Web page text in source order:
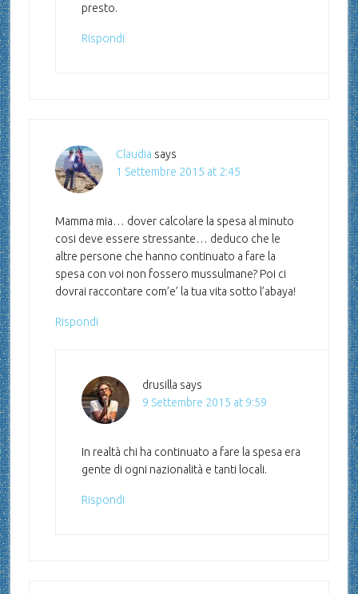
presto.
Rispondi
Claudia says
1 Settembre 2015 at 2:45
Mamma mia… dover calcolare la spesa al minuto
cosi deve essere stressante… deduco che le
altre persone che hanno continuato a fare la
spesa con voi non fossero mussulmane? Poi ci
dovrai raccontare com’e’ la tua vita sotto l’abaya!
Rispondi
drusilla says
9 Settembre 2015 at 9:59
In realtà chi ha continuato a fare la spesa era
gente di ogni nazionalità e tanti locali.
Rispondi